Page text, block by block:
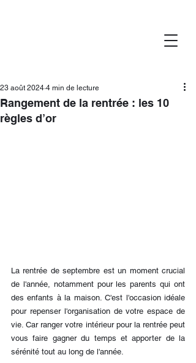
Rangement de la rentrée : les 10
règles d’or
23 août 2024 4 min de lecture
La rentrée de septembre est un moment crucial
de l'année, notamment pour les parents qui ont
des enfants à la maison. C'est l'occasion idéale
pour repenser l'organisation de votre espace de
vie. Car ranger votre intérieur pour la rentrée peut
vous faire gagner du temps et apporter de la
sérénité tout au long de l'année.